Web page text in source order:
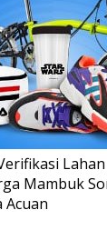
Mambuk
Acuan